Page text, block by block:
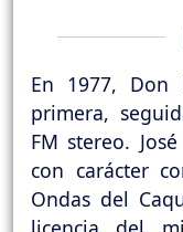
En 1977, Don
primera,
FM stereo.
con carácter
Ondas del